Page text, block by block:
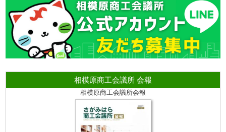
相模原商工会議所 会報
相模原商工会議所会報